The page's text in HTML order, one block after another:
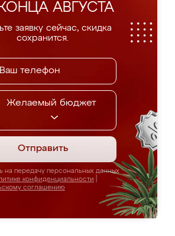
АВГУСТА
заявку сейчас, скидка
сохранится.
Желаемый бюджет
Отправить
на передачу персональных данных
конфиденциальности
соглашению